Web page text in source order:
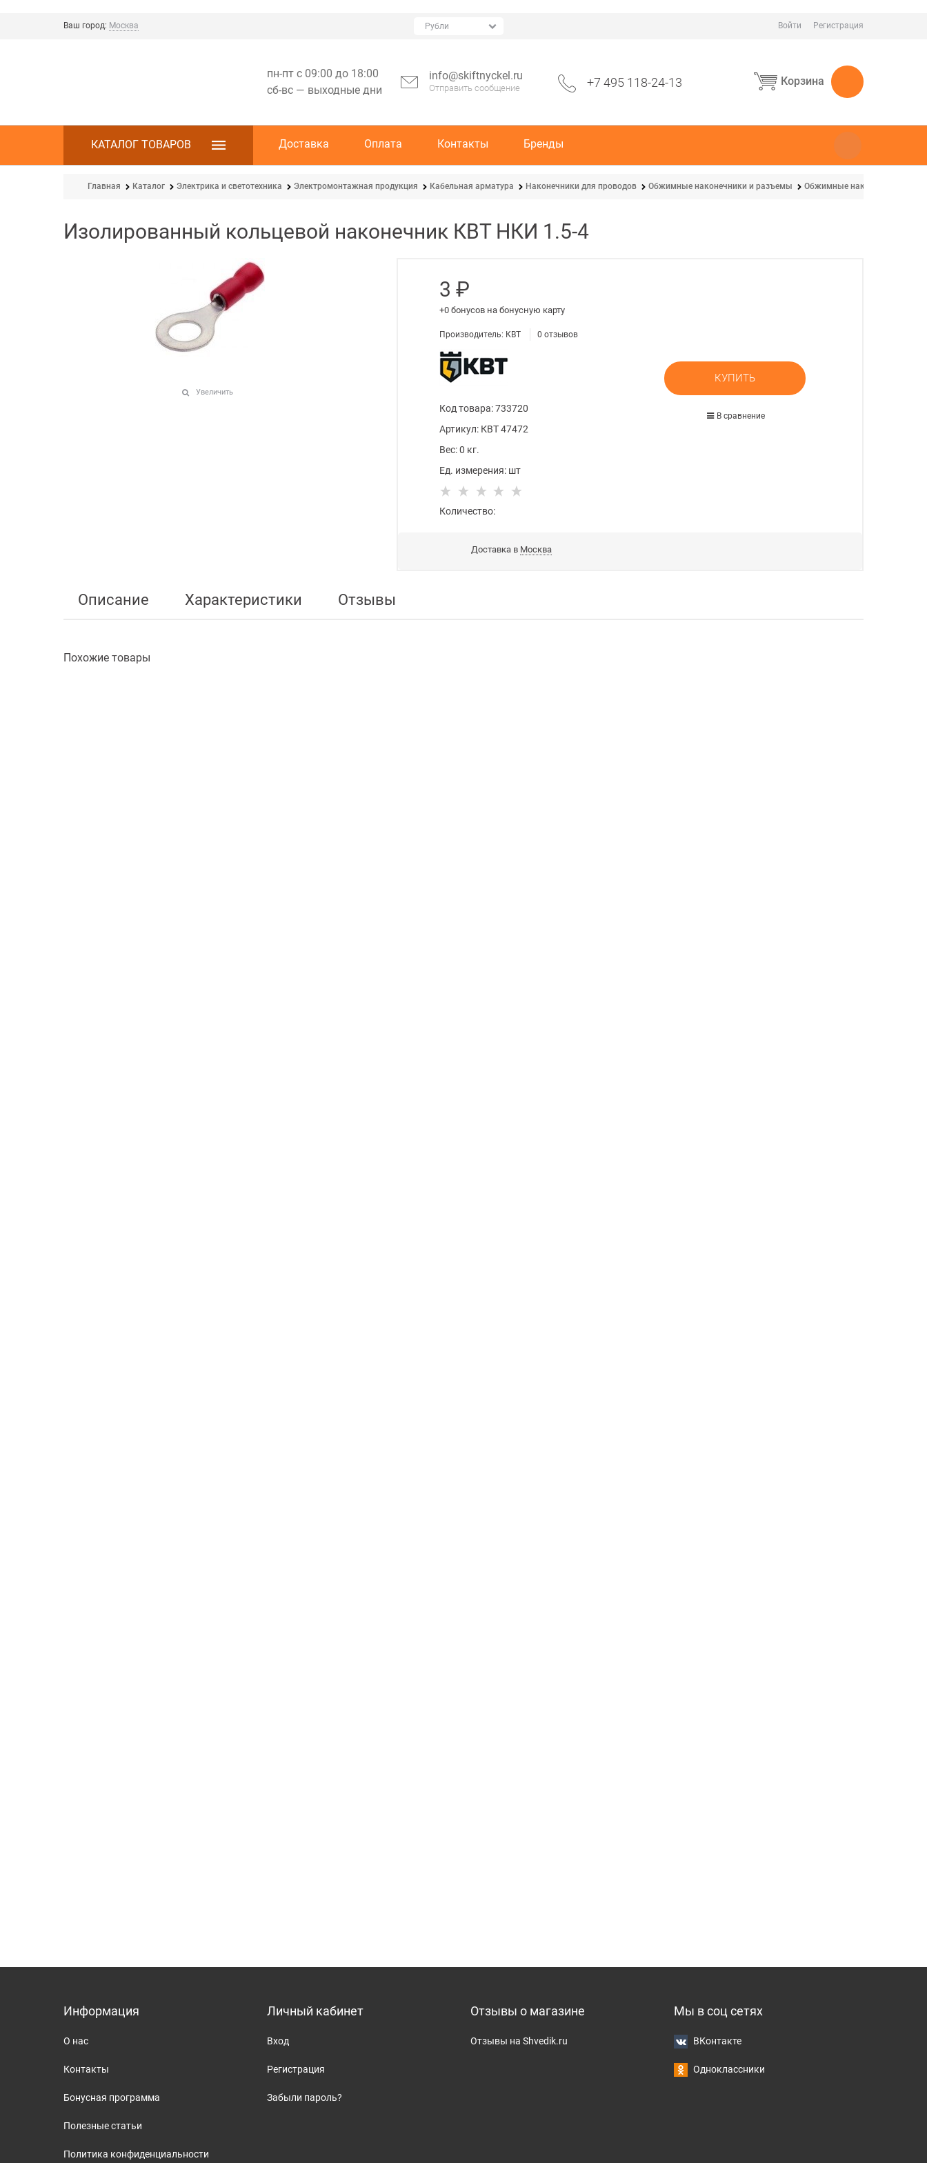
Ваш город: Москва Войти Регистрация
пн-пт с 09:00 до 18:00
сб-вс — выходные дни
info@skiftnyckel.ru
Отправить сообщение +7 495 118-24-13 Корзина
КАТАЛОГ ТОВАРОВ Доставка Оплата Контакты Бренды
Главная Каталог Электрика и светотехника Электромонтажная продукция Кабельная арматура Наконечники для проводов Обжимные наконечники и разъемы Обжимные наконечники для
Изолированный кольцевой наконечник КВТ НКИ 1.5-4
Увеличить
3 ₽
+0 бонусов на бонусную карту
Производитель: КВТ 0отзывов
Код товара: 733720
Артикул: КВТ 47472
Вес: 0 кг.
Ед. измерения: шт
Количество:
КУПИТЬ
В сравнение
Доставка в Москва
Описание Характеристики Отзывы
Похожие товары
Информация
О нас
Контакты
Бонусная программа
Полезные статьи
Политика конфиденциальности
Личный кабинет
Вход
Регистрация
Забыли пароль?
Отзывы о магазине
Отзывы на Shvedik.ru
Мы в соц сетях
ВКонтакте
Одноклассники